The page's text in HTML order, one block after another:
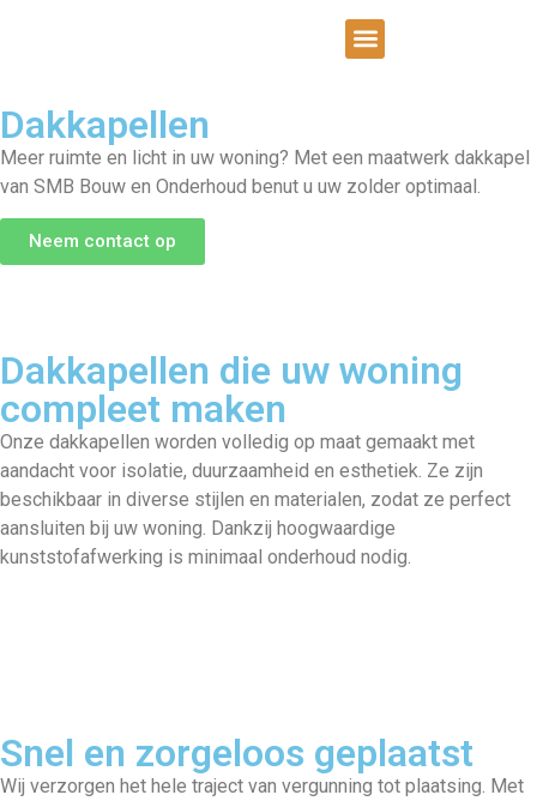
Dakkapellen
Meer ruimte en licht in uw woning? Met een maatwerk dakkapel
van SMB Bouw en Onderhoud benut u uw zolder optimaal.
Neem contact op
Dakkapellen die uw woning
compleet maken
Onze dakkapellen worden volledig op maat gemaakt met
aandacht voor isolatie, duurzaamheid en esthetiek. Ze zijn
beschikbaar in diverse stijlen en materialen, zodat ze perfect
aansluiten bij uw woning. Dankzij hoogwaardige
kunststofafwerking is minimaal onderhoud nodig.
Snel en zorgeloos geplaatst
Wij verzorgen het hele traject van vergunning tot plaatsing. Met